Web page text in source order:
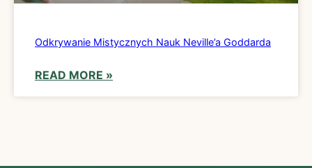
Odkrywanie Mistycznych Nauk Neville’a Goddarda
READ MORE »